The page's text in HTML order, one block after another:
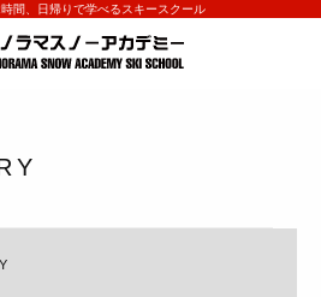
間、日帰りで学べるスキースクール